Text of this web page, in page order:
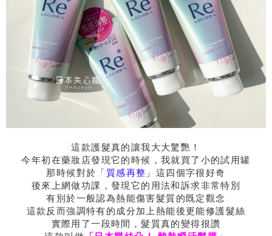
這款護髮真的讓我大大驚艷！
今年初在藥妝店發現它的時候，我就買了小的試用罐
那時候對於 「質感再整」 這四個字很好奇
後來上網做功課，發現它的用法和訴求非常特別
有別於一般認為熱能傷害髮質的既定觀念
這款反而強調特有的成分加上熱能後更能修護髮絲
實際用了一段時間，髮質真的變得很讚